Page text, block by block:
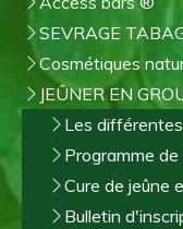
SEVRAGE
Cosmétiques
JEÛNER EN
Les
Programme
Cure de jeûne
Bulletin